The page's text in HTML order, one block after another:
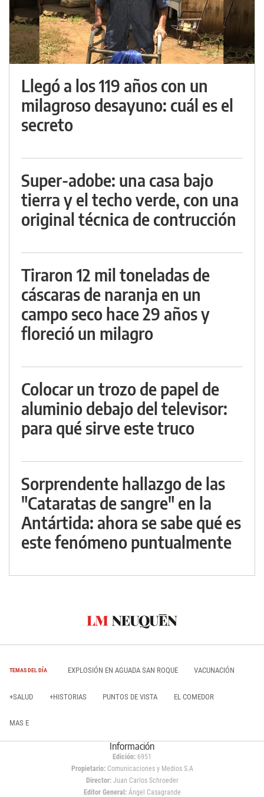
Llegó a los 119 años con un
milagroso desayuno: cuál es el
secreto
Super-adobe: una casa bajo
tierra y el techo verde, con una
original técnica de contrucción
Tiraron 12 mil toneladas de
cáscaras de naranja en un
campo seco hace 29 años y
floreció un milagro
Colocar un trozo de papel de
aluminio debajo del televisor:
para qué sirve este truco
Sorprendente hallazgo de las
"Cataratas de sangre" en la
Antártida: ahora se sabe qué es
este fenómeno puntualmente
TEMAS DEL DÍA EXPLOSIÓN EN AGUADA SAN ROQUE VACUNACIÓN
+SALUD +HISTORIAS PUNTOS DE VISTA EL COMEDOR
MAS E
Información
Edición: 6951
Propietario:Comunicaciones y Medios S.A
Director: Juan Carlos Schroeder
Editor General:Ángel Casagrande